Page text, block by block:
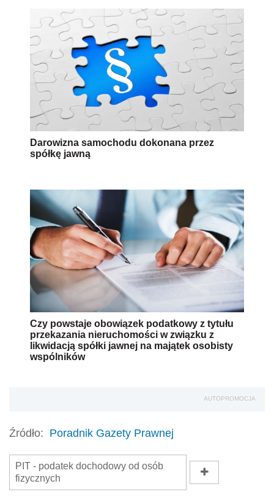
Darowizna samochodu dokonana przez
spółkę jawną
Czy powstaje obowiązek podatkowy z tytułu
przekazania nieruchomości w związku z
likwidacją spółki jawnej na majątek osobisty
wspólników
AUTOPROMOCJA
Źródło: Poradnik Gazety Prawnej
PIT - podatek dochodowy od osób
fizycznych